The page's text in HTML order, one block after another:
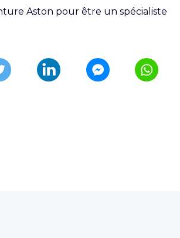
Aston pour être un spécialiste